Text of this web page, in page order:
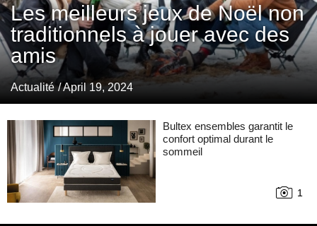
Les meilleurs jeux de Noël non
traditionnels à jouer avec des
amis
Actualité / April 19, 2024
Bultex ensembles garantit le
confort optimal durant le
sommeil
1